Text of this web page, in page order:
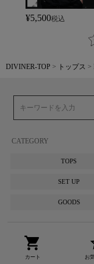
¥5,500税込
DIVINER-TOP トップス
CATEGORY
TOPS
SET UP
GOODS
shopping_cart
カート お